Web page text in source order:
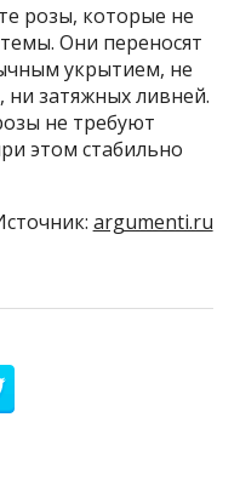
розы, которые не
Они переносят
укрытием, не
ни затяжных ливней.
не требуют
этом стабильно
argumenti.ru